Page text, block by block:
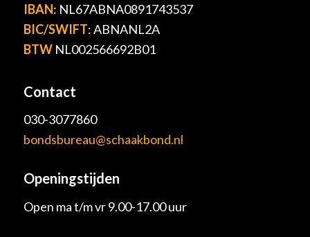
IBAN: NL67ABNA0891743537
BIC/SWIFT: ABNANL2A
BTWNL002566692B01
Contact
030-3077860
bondsbureau@schaakbond.nl
Openingstijden
Open ma t/m vr 9.00-17.00 uur